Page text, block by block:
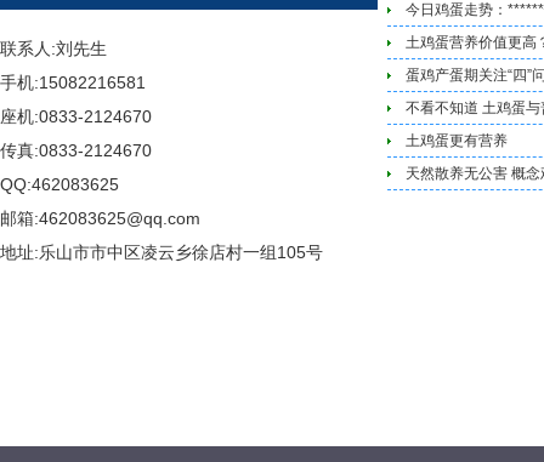
联系人:刘先生
手机:15082216581
座机:0833-2124670
传真:0833-2124670
QQ:462083625
邮箱:462083625@qq.com
地址:乐山市市中区凌云乡徐店村一组105号
今日鸡蛋走势：
土鸡蛋营养价值更高
蛋鸡产蛋期关注“四”
不看不知道 土鸡蛋
土鸡蛋更有营养
天然散养无公害 概